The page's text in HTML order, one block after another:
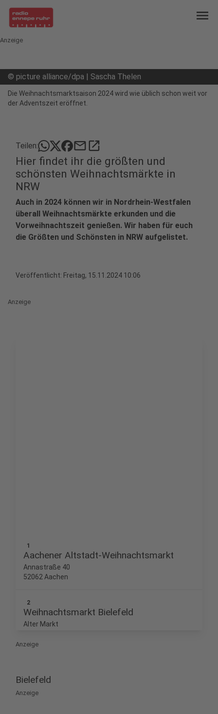
menu
Anzeige
© picture alliance/dpa | Sascha Thelen
Die Weihnachtsmarktsaison 2024 wird wie üblich schon weit vor
der Adventszeit eröffnet.
Teilen: mailopen_in_new
Hier findet ihr die größten und
schönsten Weihnachtsmärkte in
NRW
Auch in 2024 können wir in Nordrhein-Westfalen
überall Weihnachtsmärkte erkunden und die
Vorweihnachtszeit genießen. Wir haben für euch
die Größten und Schönsten in NRW aufgelistet.
Veröffentlicht: Freitag, 15.11.2024 10:06
Anzeige
1
Aachener Altstadt-Weihnachtsmarkt
Annastraße 40
52062 Aachen
2
Weihnachtsmarkt Bielefeld
Alter Markt
33602 Bielefeld
Bonner Budenstadt
Münsterplatz
Anzeige
Bielefeld
Anzeige